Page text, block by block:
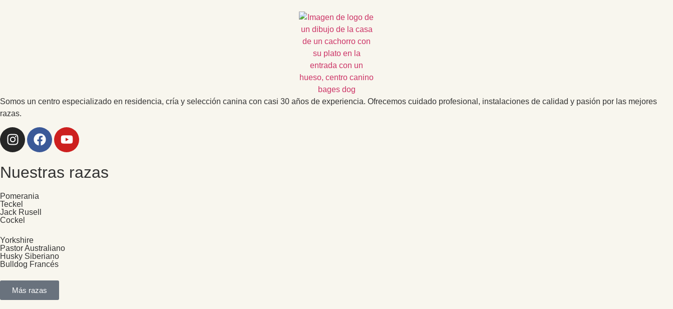
Somos un centro especializado en residencia, cría y selección canina con casi 30 años de experiencia. Ofrecemos cuidado profesional, instalaciones de calidad y pasión por las mejores
razas.
Nuestras razas
Pomerania
Teckel
Jack Rusell
Cockel
Yorkshire
Pastor Australiano
Husky Siberiano
Bulldog Francés
Más razas